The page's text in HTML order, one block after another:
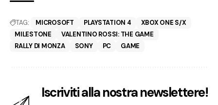
TAG: MICROSOFT PLAYSTATION 4
XBOX ONE S/X
MILESTONE
VALENTINO ROSSI: THE GAME
RALLY DI MONZA
SONY PC GAME
Iscriviti alla nostra newslettere!